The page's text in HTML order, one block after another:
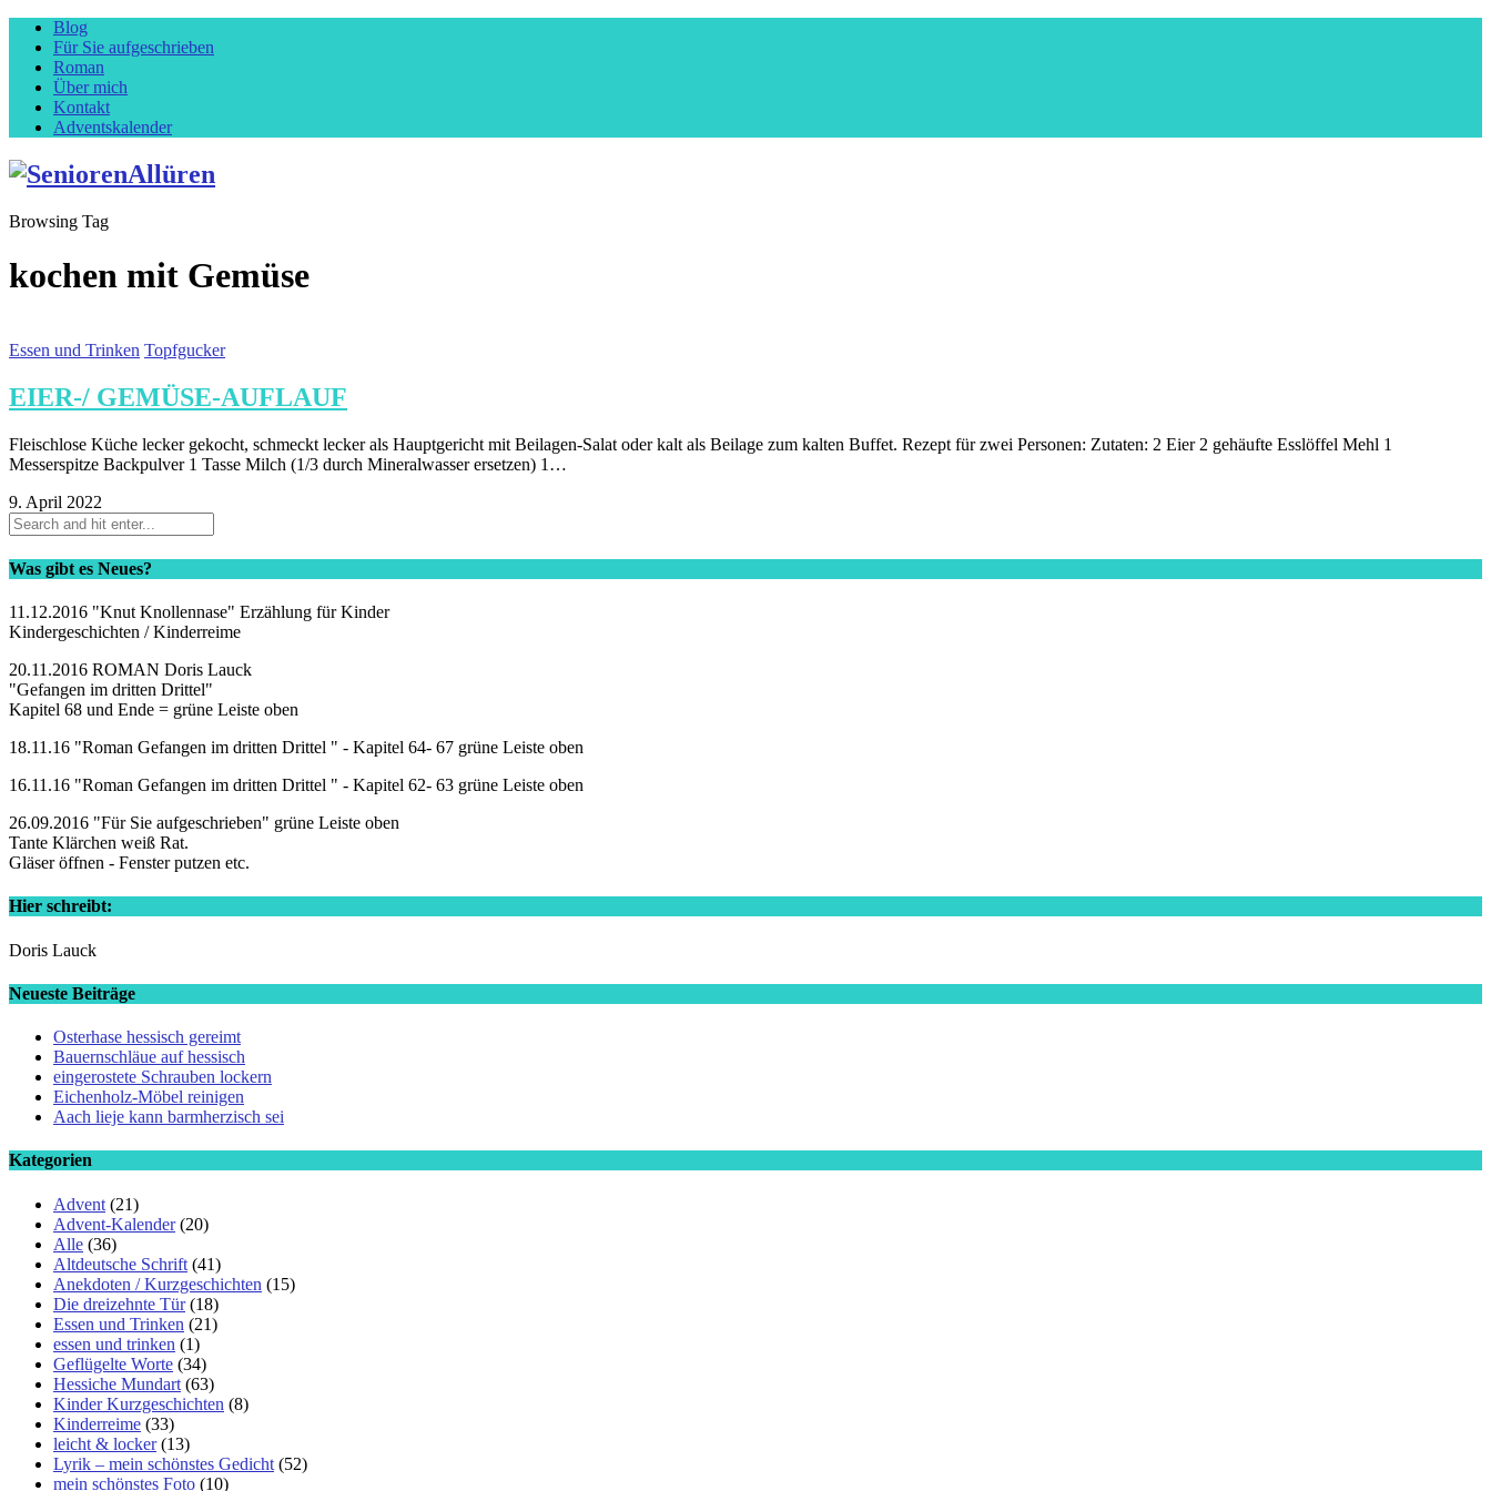
Blog
Für Sie aufgeschrieben
Roman
Über mich
Kontakt
Adventskalender
Browsing Tag
kochen mit Gemüse
Essen und Trinken Topfgucker
EIER-/ GEMÜSE-AUFLAUF
Fleischlose Küche lecker gekocht, schmeckt lecker als Hauptgericht mit Beilagen-Salat oder kalt als Beilage zum kalten Buffet. Rezept für zwei Personen: Zutaten: 2 Eier 2 gehäufte Esslöffel Mehl 1
Messerspitze Backpulver 1 Tasse Milch (1/3 durch Mineralwasser ersetzen) 1…
9. April 2022
Was gibt es Neues?
11.12.2016 "Knut Knollennase" Erzählung für Kinder
Kindergeschichten / Kinderreime
20.11.2016 ROMAN Doris Lauck
"Gefangen im dritten Drittel"
Kapitel 68 und Ende = grüne Leiste oben
18.11.16 "Roman Gefangen im dritten Drittel " - Kapitel 64- 67 grüne Leiste oben
16.11.16 "Roman Gefangen im dritten Drittel " - Kapitel 62- 63 grüne Leiste oben
26.09.2016 "Für Sie aufgeschrieben" grüne Leiste oben
Tante Klärchen weiß Rat.
Gläser öffnen - Fenster putzen etc.
Hier schreibt:
Doris Lauck
Neueste Beiträge
Osterhase hessisch gereimt
Bauernschläue auf hessisch
eingerostete Schrauben lockern
Eichenholz-Möbel reinigen
Aach lieje kann barmherzisch sei
Kategorien
Advent (21)
Advent-Kalender(20)
Alle (36)
Altdeutsche Schrift (41)
Anekdoten / Kurzgeschichten (15)
Die dreizehnte Tür(18)
Essen und Trinken (21)
essen und trinken (1)
Geflügelte Worte (34)
Hessiche Mundart (63)
Kinder Kurzgeschichten (8)
Kinderreime (33)
leicht & locker(13)
Lyrik – mein schönstes Gedicht (52)
mein schönstes Foto (10)